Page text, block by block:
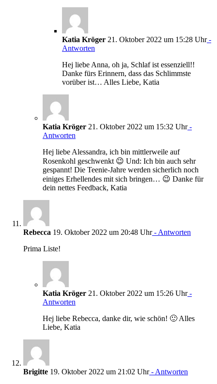
Katia Kröger 21. Oktober 2022 um 15:28 Uhr-
Antworten
Hej liebe Anna, oh ja, Schlaf ist essenziell!!
Danke fürs Erinnern, dass das Schlimmste
vorüber ist… Alles Liebe, Katia
Katia Kröger 21. Oktober 2022 um 15:32 Uhr-
Antworten
Hej liebe Alessandra, ich bin mittlerweile auf
Rosenkohl geschwenkt 😉 Und: Ich bin auch sehr
gespannt! Die Teenie-Jahre werden sicherlich noch
einiges Erhellendes mit sich bringen… 😉 Danke für
dein nettes Feedback, Katia
Rebecca 19. Oktober 2022 um 20:48 Uhr- Antworten
Prima Liste!
Katia Kröger 21. Oktober 2022 um 15:26 Uhr-
Antworten
Hej liebe Rebecca, danke dir, wie schön! 🙂 Alles
Liebe, Katia
Brigitte 19. Oktober 2022 um 21:02 Uhr- Antworten